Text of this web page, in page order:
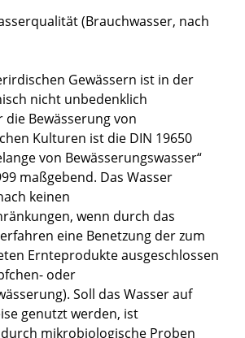
(Brauchwasser, nach
Gewässern ist in der
nicht unbedenklich
die Bewässerung von
Kulturen ist die DIN 19650
von Bewässerungswasser“
maßgebend. Das Wasser
keinen
wenn durch das
eine Benetzung der zum
Ernteprodukte ausgeschlossen
oder
Soll das Wasser auf
genutzt werden, ist
mikrobiologische Proben